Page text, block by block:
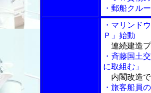
・郵船クル
・マリンド
Ｐ」始動
連続建造プ
・斉藤国土
に取組む」
内閣改造で
・旅客船員